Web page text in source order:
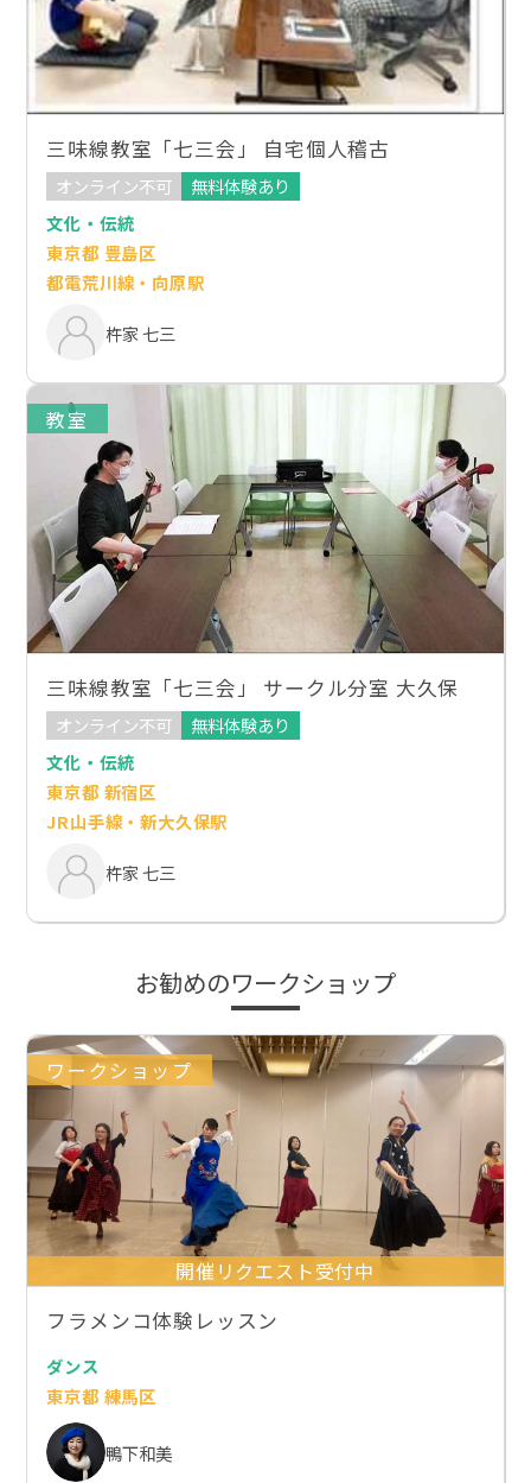
三味線教室「七三会」 自宅個人稽古
オンライン不可
無料体験あり
文化・伝統
東京都 豊島区
都電荒川線・向原駅
杵家 七三
教室
三味線教室「七三会」 サークル分室 大久保
オンライン不可
無料体験あり
文化・伝統
東京都 新宿区
JR山手線・新大久保駅
杵家 七三
お勧めのワークショップ
ワークショップ
開催リクエスト受付中
フラメンコ体験レッスン
ダンス
東京都 練馬区
鴨下和美